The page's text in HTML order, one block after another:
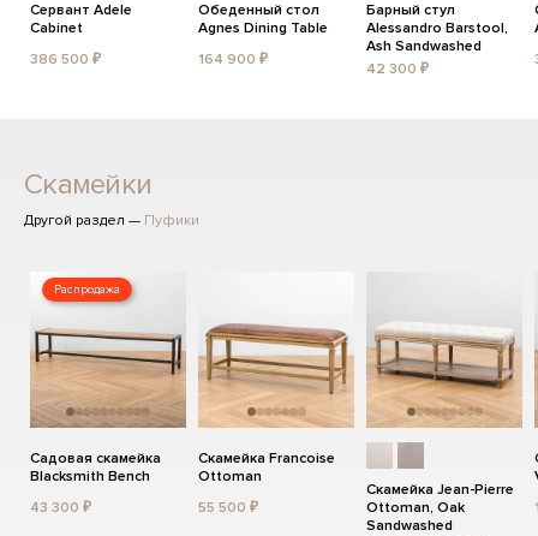
Сервант Adele
Cabinet
386 500 ₽
Обеденный стол
Agnes Dining Table
164 900 ₽
Барный стул
Alessandro Barstool,
Ash Sandwashed
42 300 ₽
Скамейки
Другой раздел — Пуфики
Распродажа
Садовая скамейка
Blacksmith Bench
43 300 ₽
Скамейка Francoise
Ottoman
55 500 ₽
Скамейка Jean-Pierre
Ottoman, Oak
Sandwashed